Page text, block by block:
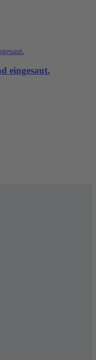
eingesaut.